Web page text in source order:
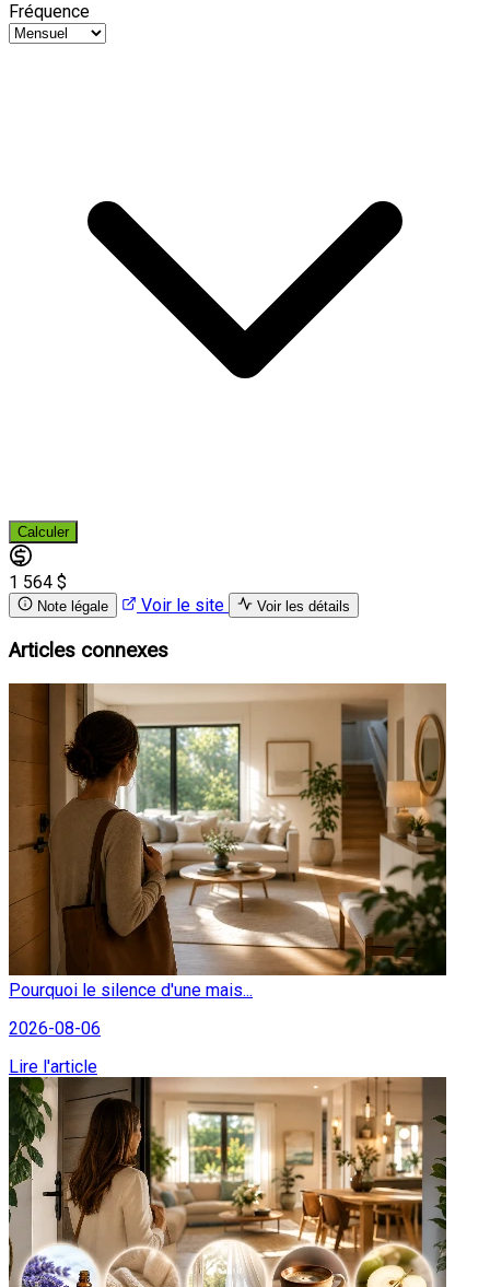
Fréquence
Calculer
1 564 $
Note légale Voir le site Voir les détails
Articles connexes
Pourquoi le silence d'une mais...
2026-08-06
Lire l'article